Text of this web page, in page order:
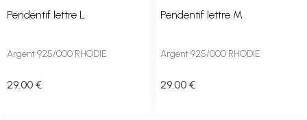
Pendentif lettre L
Argent 925/000 RHODIE
29.00 €
Pendentif lettre M
Argent 925/000 RHODIE
29.00 €